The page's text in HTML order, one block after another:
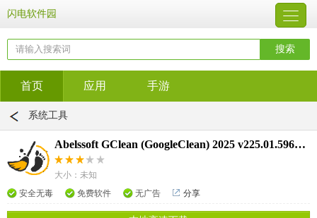
闪电软件园
首页 应用 手游
系统工具
Abelssoft GClean (GoogleClean) 2025 v225.01.59613 多语言破解版
大小：未知
安全无毒
免费软件 无广告 分享